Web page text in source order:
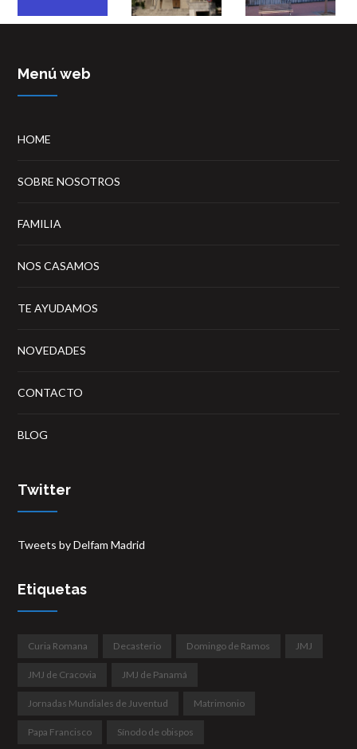
Menú web
HOME
SOBRE NOSOTROS
FAMILIA
NOS CASAMOS
TE AYUDAMOS
NOVEDADES
CONTACTO
BLOG
Twitter
Tweets by Delfam Madrid
Etiquetas
Curia Romana Decasterio Domingo de Ramos JMJ
JMJ de Cracovia JMJ de Panamá
Jornadas Mundiales de Juventud Matrimonio
Papa Francisco Sínodo de obispos